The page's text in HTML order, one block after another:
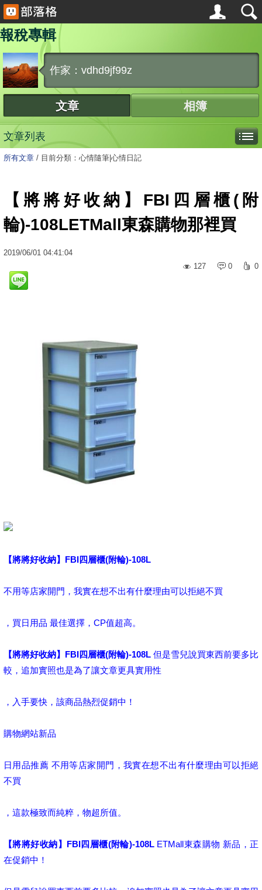
報稅專輯
作家：vdhd9jf99z
文章 相簿
文章列表
所有文章 / 目前分類：心情隨筆|心情日記
【將將好收納】FBI四層櫃(附
輪)-108LETMall東森購物那裡買
2019/06/01 04:41:04
127
0 0
【將將好收納】FBI四層櫃(附輪)-108L
不用等店家開門，我實在想不出有什麼理由可以拒絕不買
，買日用品 最佳選擇，CP值超高。
【將將好收納】FBI四層櫃(附輪)-108L 但是雪兒說買東西前要多比
較，追加實照也是為了讓文章更具實用性
，入手要快，該商品熱烈促銷中！
購物網站新品
日用品推薦 不用等店家開門，我實在想不出有什麼理由可以拒絕
不買
，這款極致而純粹，物超所值。
【將將好收納】FBI四層櫃(附輪)-108LETMall東森購物 新品，正
在促銷中！